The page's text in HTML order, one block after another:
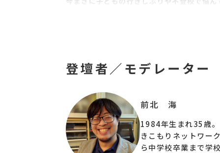
元当事者として、そして現在はフリースク
る前北さん。当時「子ども」だった頃の気
▼こんな方に向いています
・現在「学校に行きたくない」と言ってい
・現在お子さんが不登校やホームエデュケ
・現在お子さんが不登校やホームエデュケ
育関係者の方
登壇者／モデレーター
前北 海
1984年生まれ35歳
きこもりネットワー
ら中学校卒業まで学